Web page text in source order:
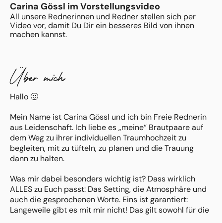
Carina Gössl im Vorstellungsvideo
All unsere Rednerinnen und Redner stellen sich per
Video vor, damit Du Dir ein besseres Bild von ihnen
machen kannst.
Über mich
Hallo 🙂
Mein Name ist Carina Gössl und ich bin Freie Rednerin
aus Leidenschaft. Ich liebe es „meine“ Brautpaare auf
dem Weg zu ihrer individuellen Traumhochzeit zu
begleiten, mit zu tüfteln, zu planen und die Trauung
dann zu halten.
Was mir dabei besonders wichtig ist? Dass wirklich
ALLES zu Euch passt: Das Setting, die Atmosphäre und
auch die gesprochenen Worte. Eins ist garantiert:
Langeweile gibt es mit mir nicht! Das gilt sowohl für die